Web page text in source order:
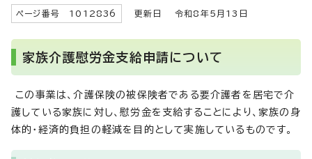
ページ番号 1012836 更新日 令和8年5月13日
家族介護慰労金支給申請について
この事業は、介護保険の被保険者である要介護者を居宅で介
護している家族に対し、慰労金を支給することにより、家族の身
体的・経済的負担の軽減を目的として実施しているものです。